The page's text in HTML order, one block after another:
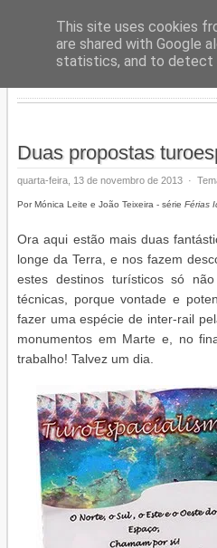
Duas propostas
quarta-feira, 13 de novembro de 2013 ·
Por Mónica Leite e João Teixeira - série Férias
Ora aqui estão mais duas
longe da Terra, e nos fazem
estes destinos turísticos só
técnicas, porque vontade e
fazer uma espécie de inter-rail
monumentos em Marte e, no
trabalho! Talvez um dia.
This site uses cookies
are shared with Google
statistics, and to detect